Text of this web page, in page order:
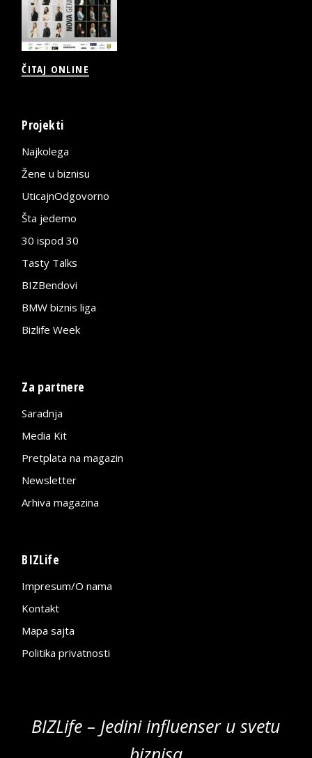
ČITAJ ONLINE
Projekti
Najkolega
Žene u biznisu
UticajnOdgovorno
Šta jedemo
30 ispod 30
Tasty Talks
BIZBendovi
BMW biznis liga
Bizlife Week
Za partnere
Saradnja
Media Kit
Pretplata na magazin
Newsletter
Arhiva magazina
BIZLife
Impresum/O nama
Kontakt
Mapa sajta
Politika privatnosti
BIZLife – Jedini influenser u svetu